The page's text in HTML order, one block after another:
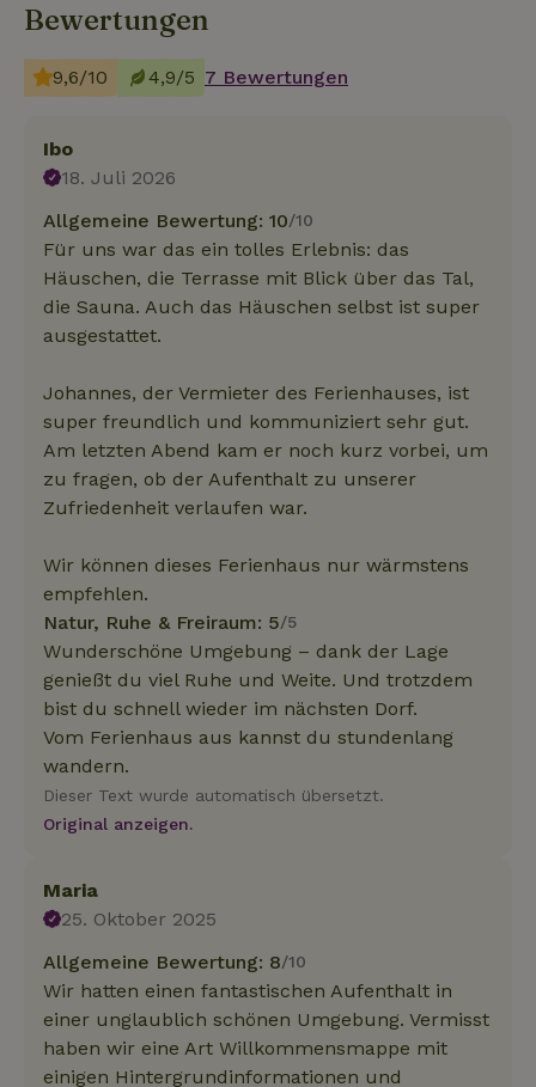
Bewertungen
9,6/10 4,9/5 7 Bewertungen
Ibo
18. Juli 2026
Allgemeine Bewertung: 10/10
Für uns war das ein tolles Erlebnis: das
Häuschen, die Terrasse mit Blick über das Tal,
die Sauna. Auch das Häuschen selbst ist super
ausgestattet.
Johannes, der Vermieter des Ferienhauses, ist
super freundlich und kommuniziert sehr gut.
Am letzten Abend kam er noch kurz vorbei, um
zu fragen, ob der Aufenthalt zu unserer
Zufriedenheit verlaufen war.
Wir können dieses Ferienhaus nur wärmstens
empfehlen.
Natur, Ruhe & Freiraum: 5/5
Wunderschöne Umgebung – dank der Lage
genießt du viel Ruhe und Weite. Und trotzdem
bist du schnell wieder im nächsten Dorf.
Vom Ferienhaus aus kannst du stundenlang
wandern.
Dieser Text wurde automatisch übersetzt.
Original anzeigen.
Maria
25. Oktober 2025
Allgemeine Bewertung: 8/10
Wir hatten einen fantastischen Aufenthalt in
einer unglaublich schönen Umgebung. Vermisst
haben wir eine Art Willkommensmappe mit
einigen Hintergrundinformationen und